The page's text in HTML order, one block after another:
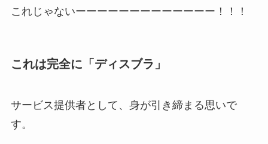
これじゃないーーーーーーーーーーーーー！！！
これは完全に「ディスブラ」
サービス提供者として、身が引き締まる思いで
す。